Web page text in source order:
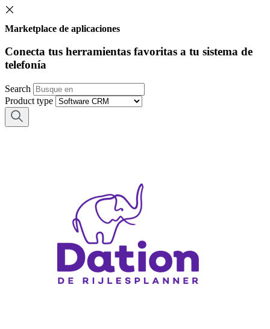
Marketplace de aplicaciones
Conecta tus herramientas favoritas a tu sistema de
telefonía
Search
Product type